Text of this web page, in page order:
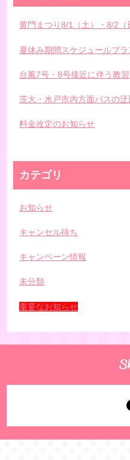
黄門まつり8/1（土）・8/2（
夏休み期間スケジュールプ
台風7号・8号接近に伴う教習
茨大・水戸市内方面バスの
料金改定のお知らせ
カテゴリ
お知らせ
キャンセル待ち
キャンペーン情報
未分類
重要なお知らせ